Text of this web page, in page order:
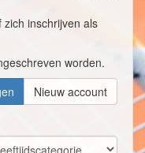
inschrijven als
worden.
Nieuw account